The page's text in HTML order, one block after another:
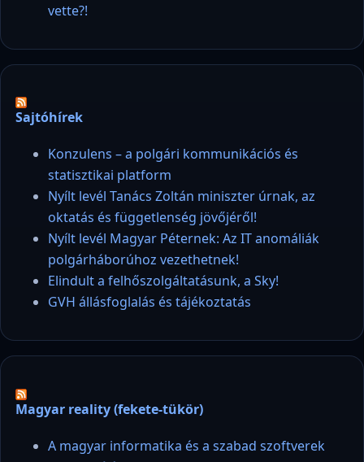
vette?!
Sajtóhírek
Konzulens – a polgári kommunikációs és
statisztikai platform
Nyílt levél Tanács Zoltán miniszter úrnak, az
oktatás és függetlenség jövőjéről!
Nyílt levél Magyar Péternek: Az IT anomáliák
polgárháborúhoz vezethetnek!
Elindult a felhőszolgáltatásunk, a Sky!
GVH állásfoglalás és tájékoztatás
Magyar reality (fekete-tükör)
A magyar informatika és a szabad szoftverek